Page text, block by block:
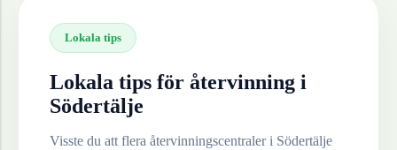
Lokala tips
Lokala tips för återvinning i
Södertälje
Visste du att flera återvinningscentraler i Södertälje